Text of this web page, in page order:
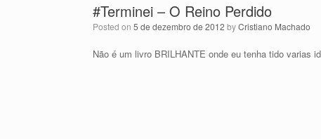
#Terminei – O Reino Perdido
Posted on 5 de dezembro de 2012 byCristiano Machado
Não é um livro BRILHANTE onde eu tenha tido